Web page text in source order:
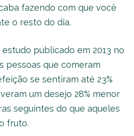
fazendo com que você
o resto do dia.
publicado em 2013 no
pessoas que comeram
se sentiram até 23%
um desejo 28% menor
seguintes do que aqueles
fruto.